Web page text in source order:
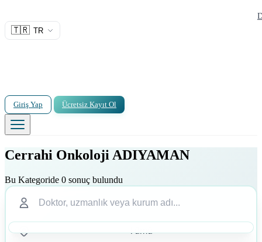
🇹🇷 TR
Giriş Yap Ücretsiz Kayıt Ol
Cerrahi Onkoloji ADIYAMAN
Bu Kategoride 0 sonuç bulundu